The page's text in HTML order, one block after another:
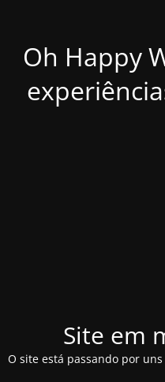
Oh Happy
Site em
O site está passando por